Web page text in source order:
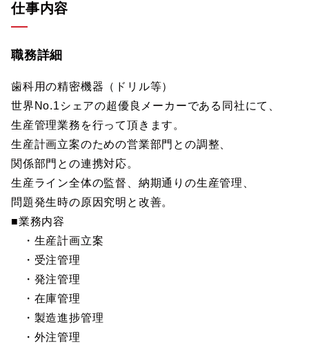
仕事内容
職務詳細
歯科用の精密機器（ドリル等）
世界No.1シェアの超優良メーカーである同社にて、
生産管理業務を行って頂きます。
生産計画立案のための営業部門との調整、
関係部門との連携対応。
生産ライン全体の監督、納期通りの生産管理、
問題発生時の原因究明と改善。
■業務内容
・生産計画立案
・受注管理
・発注管理
・在庫管理
・製造進捗管理
・外注管理